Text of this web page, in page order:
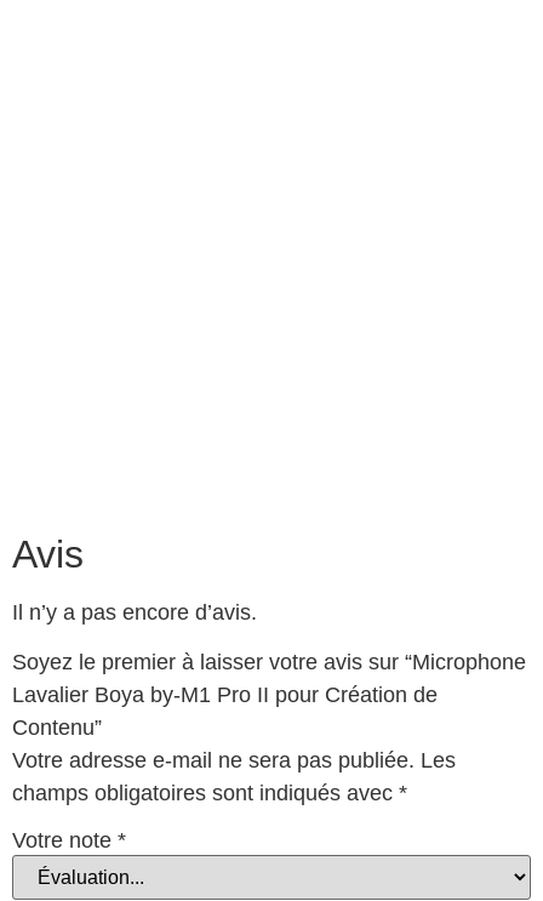
Avis
Il n’y a pas encore d’avis.
Soyez le premier à laisser votre avis sur “Microphone
Lavalier Boya by-M1 Pro II pour Création de
Contenu”
Votre adresse e-mail ne sera pas publiée. Les
champs obligatoires sont indiqués avec *
Votre note *